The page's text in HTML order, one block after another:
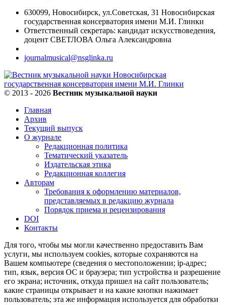
630099, Новосибирск, ул.Советская, 31 Новосибирская
государственная консерватория имени М.И. Глинки
Ответственный секретарь: кандидат искусствоведения,
доцент СВЕТЛОВА Ольга Александровна
journalmusical@nsglinka.ru
© 2013 - 2026 Вестник музыкальной науки
Главная
Архив
Текущий выпуск
О журнале
Редакционная политика
Тематический указатель
Издательская этика
Редакционная коллегия
Авторам
Требования к оформлению материалов,
представляемых в редакцию журнала
Порядок приема и рецензирования
DOI
Контакты
Для того, чтобы мы могли качественно предоставить Вам
услуги, мы используем cookies, которые сохраняются на
Вашем компьютере (сведения о местоположении; ip-адрес;
тип, язык, версия ОС и браузера; тип устройства и разрешение
его экрана; источник, откуда пришел на сайт пользователь;
какие страницы открывает и на какие кнопки нажимает
пользователь; эта же информация используется для обработки